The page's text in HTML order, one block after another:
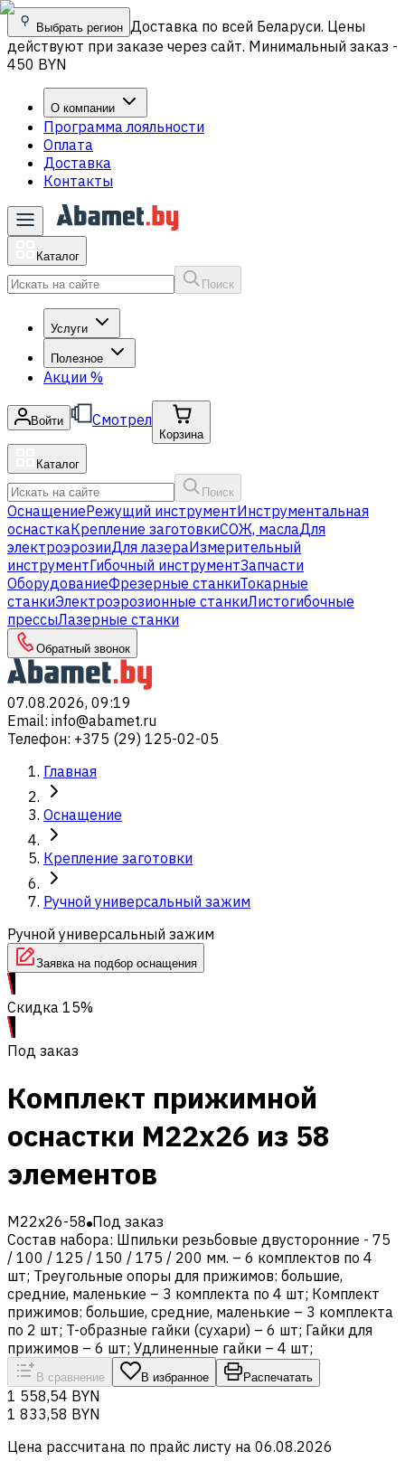
Выбрать регион Доставка по всей Беларуси. Цены
действуют при заказе через сайт. Минимальный заказ -
450 BYN
О компании
Программа лояльности
Оплата
Доставка
Контакты
Каталог
Поиск
Услуги
Полезное
Акции %
Войти Смотрел
Корзина
Каталог
Поиск
ОснащениеРежущий инструментИнструментальная
оснасткаКрепление заготовкиСОЖ, маслаДля
электроэрозииДля лазераИзмерительный
инструментГибочный инструментЗапчасти
ОборудованиеФрезерные станкиТокарные
станкиЭлектроэрозионные станкиЛистогибочные
прессыЛазерные станки
Обратный звонок
07.08.2026, 09:19
Email: info@abamet.ru
Телефон: +375 (29) 125-02-05
Главная
Оснащение
Крепление заготовки
Ручной универсальный зажим
Ручной универсальный зажим
Заявка на подбор оснащения
Скидка 15%
Под заказ
Комплект прижимной
оснастки M22x26 из 58
элементов
M22x26-58 Под заказ
Состав набора: Шпильки резьбовые двусторонние - 75
/ 100 / 125 / 150 / 175 / 200 мм. – 6 комплектов по 4
шт; Треугольные опоры для прижимов: большие,
средние, маленькие – 3 комплекта по 4 шт; Комплект
прижимов: большие, средние, маленькие – 3 комплекта
по 2 шт; T-образные гайки (сухари) – 6 шт; Гайки для
прижимов – 6 шт; Удлиненные гайки – 4 шт;
В сравнение В избранное Распечатать
1 558,54 BYN
1 833,58 BYN
Цена рассчитана по прайс листу на 06.08.2026